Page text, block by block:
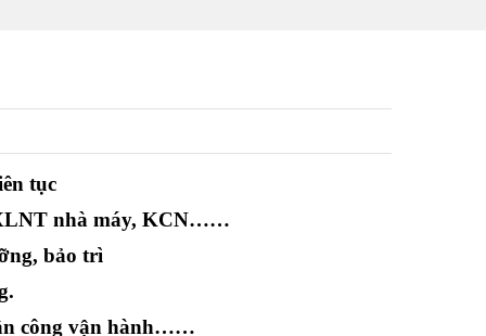
tục
nhà máy, KCN……
bảo trì
công vận hành……